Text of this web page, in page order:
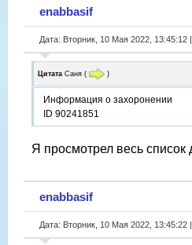
enabbasif
Дата: Вторник, 10 Мая 2022,
Цитата Саня ( )
Информация о захоронении
ID 90241851
Я просмотрел весь список
enabbasif
Дата: Вторник, 10 Мая 2022,